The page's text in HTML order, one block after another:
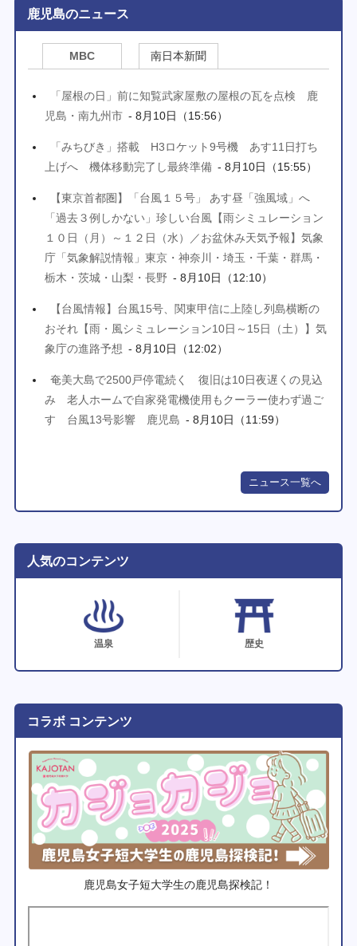
鹿児島のニュース
MBC 南日本新聞
「屋根の日」前に知覧武家屋敷の屋根の瓦を点検 鹿
児島・南九州市 - 8月10日（15:56）
「みちびき」搭載 H3ロケット9号機 あす11日打ち
上げへ 機体移動完了し最終準備 - 8月10日（15:55）
【東京首都圏】「台風１５号」 あす昼「強風域」へ
「過去３例しかない」珍しい台風【雨シミュレーション
１０日（月）～１２日（水）／お盆休み天気予報】気象
庁「気象解説情報」東京・神奈川・埼玉・千葉・群馬・
栃木・茨城・山梨・長野 - 8月10日（12:10）
【台風情報】台風15号、関東甲信に上陸し列島横断の
おそれ【雨・風シミュレーション10日～15日（土）】気
象庁の進路予想 - 8月10日（12:02）
奄美大島で2500戸停電続く 復旧は10日夜遅くの見込
み 老人ホームで自家発電機使用もクーラー使わず過ご
す 台風13号影響 鹿児島 - 8月10日（11:59）
ニュース一覧へ
人気のコンテンツ
温泉 歴史
コラボ コンテンツ
鹿児島女子短大学生の鹿児島探検記！